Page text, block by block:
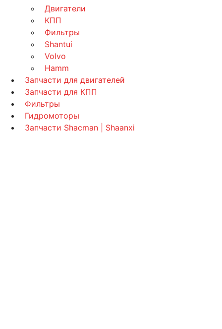
Двигатели
КПП
Фильтры
Shantui
Volvo
Hamm
Запчасти для двигателей
Запчасти для КПП
Фильтры
Гидромоторы
Запчасти Shacman | Shaanxi